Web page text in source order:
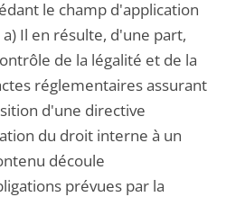
le champ d'application
Il en résulte, d'une part,
de la légalité et de la
réglementaires assurant
d'une directive
du droit interne à un
découle
prévues par la